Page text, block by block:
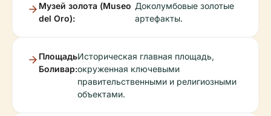
Музей золота (Museo
del Oro):
Доколумбовые золотые
артефакты.
Площадь
Боливар:
Историческая главная площадь,
окруженная ключевыми
правительственными и религиозными
объектами.